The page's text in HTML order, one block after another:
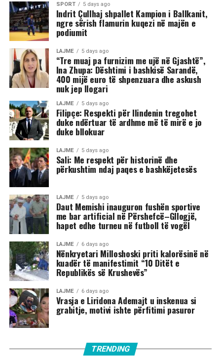
SPORT 5 days ago
Indrit Çullhaj shpallet Kampion i Ballkanit,
ngre sërish flamurin kuqezi në majën e
podiumit
LAJME 5 days ago
“Tre muaj pa furnizim me ujë në Gjashtë”,
Ina Zhupa: Dështimi i bashkisë Sarandë,
400 mijë euro të shpenzuara dhe askush
nuk jep llogari
LAJME 5 days ago
Filipçe: Respekti për Ilindenin tregohet
duke ndërtuar të ardhme më të mirë e jo
duke bllokuar
LAJME 5 days ago
Sali: Me respekt për historinë dhe
përkushtim ndaj paqes e bashkëjetesës
LAJME 5 days ago
Daut Memishi inauguron fushën sportive
me bar artificial në Përshefcë–Gllogjë,
hapet edhe turneu në futboll të vogël
LAJME 6 days ago
Nënkryetari Milloshoski priti kalorësinë në
kuadër të manifestimit “10 Ditët e
Republikës së Krushevës”
LAJME 6 days ago
Vrasja e Liridona Ademajt u inskenua si
grabitje, motivi ishte përfitimi pasuror
TRENDING